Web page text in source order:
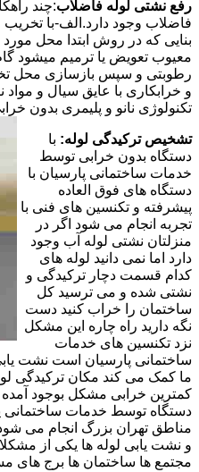
رفع نشتی لوله فاضلاب:چند
فاضلاب وجود دارد.الف-با
بنایی که در روش ابتدا محل
معیوب تعویض یا ترمیم میشود
رطوبتی و سپس بازسازی محل
و خرابکاری با عایق سیال و مواد
تکنولوژی نانو و پلیمری بدون
تشخیص ترکیدگی لوله: با
دستگاه بدون خرابی توسط
خدمات ساختمانی پارسیان با
دستگاه های فوق العاده
پیشرفته و تکنسین های فنی با
تجربه انجام می شود اگر در
منزلتان نشتی لوله آب وجود
دارد اما نمی دانید لوله های
کدام قسمت دچار ترکیدگی و
نشتی شده و می ترسید کل
ساختمان را خراب کنید دست
نگه دارید راه چاره این مشکل
نزد تکنسین های خدمات
ساختمانی پارسیان است نشت
ما کمک می کند مکان ترکیدگی
کمترین خرابی مشکل بوجود آمده
دستگاه توسط خدمات ساختمانی
مناطق تهران بزرگ انجام می
و نشت یابی لوله ها یکی از
مجتمع ها ساختمان ها برج